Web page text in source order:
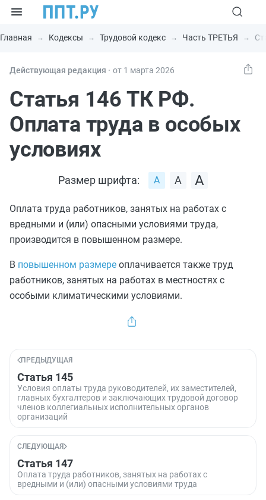
Главная Кодексы Трудовой кодекс Часть ТРЕТЬЯ
Действующая редакция ⸱ от 1 марта 2026
Статья 146 ТК РФ.
Оплата труда в особых
условиях
Размер шрифта:
Оплата труда работников, занятых на работах с
вредными и (или) опасными условиями труда,
производится в повышенном размере.
В повышенном размере оплачивается также труд
работников, занятых на работах в местностях с
особыми климатическими условиями.
ПРЕДЫДУЩАЯ
Статья 145
Условия оплаты труда руководителей, их заместителей,
главных бухгалтеров и заключающих трудовой договор
членов коллегиальных исполнительных органов
организаций
СЛЕДУЮЩАЯ
Статья 147
Оплата труда работников, занятых на работах с
вредными и (или) опасными условиями труда